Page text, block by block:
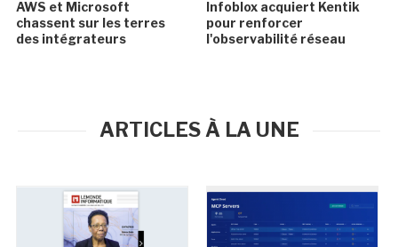
AWS et Microsoft
chassent sur les terres
des intégrateurs
Infoblox acquiert Kentik
pour renforcer
l'observabilité réseau
ARTICLES À LA UNE